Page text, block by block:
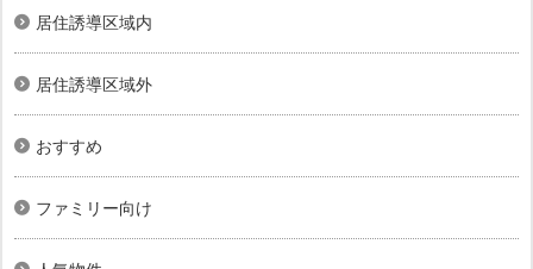
居住誘導区域内
居住誘導区域外
おすすめ
ファミリー向け